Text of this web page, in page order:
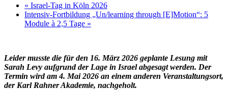
« Israel-Tag in Köln 2026
Intensiv-Fortbildung „Un/learning through [E]Motion“: 5
Module à 2,5 Tage »
Leider musste die für den 16. März 2026 geplante Lesung mit
Sarah Levy aufgrund der Lage in Israel abgesagt werden. Der
Termin wird am 4. Mai 2026 an einem anderen Veranstaltungsort,
der Karl Rahner Akademie, nachgeholt.